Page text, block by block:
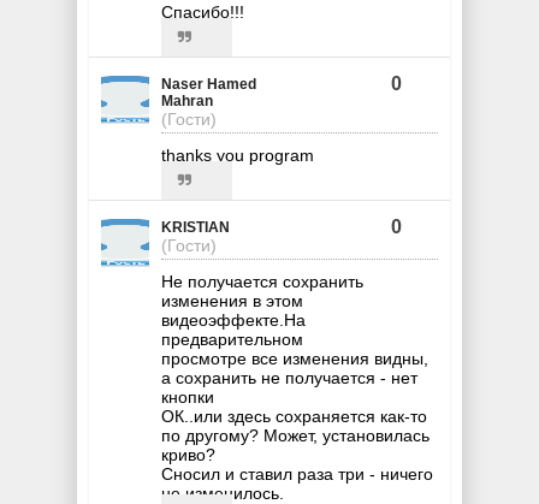
Спасибо!!!
Naser Hamed
Mahran
(Гости)
0
thanks you program
KRISTIAN
(Гости)
0
Не получается сохранить
изменения в этом
видеоэффекте.На
предварительном
просмотре все изменения видны,
а сохранить не получается - нет
кнопки
ОК..или здесь сохраняется как-то
по другому? Может, установилась
криво?
Сносил и ставил раза три - ничего
не изменилось.